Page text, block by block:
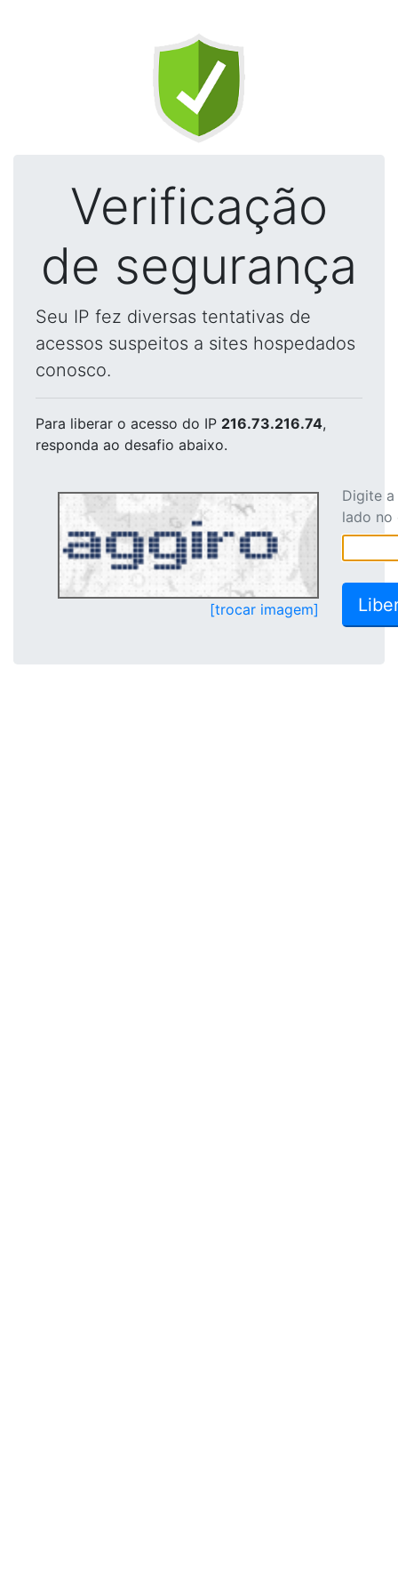
Verificação
de segurança
Seu IP fez diversas tentativas de
acessos suspeitos a sites hospedados
conosco.
Para liberar o acesso do IP 216.73.216.74,
responda ao desafio abaixo.
[trocar imagem]
Digite
lado no